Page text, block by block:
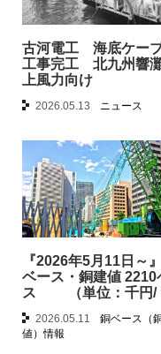
古河電工 海底ケー
工事完工 北九州響
上風力向け
2026.05.13 ニュース
『2026年5月11日～
ベース・銅建値 2210
ス （単位：千円/
2026.05.11
銅ベース（
値）情報